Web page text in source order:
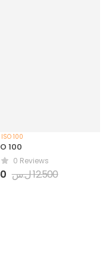
100
0 Reviews
12.500ل.س